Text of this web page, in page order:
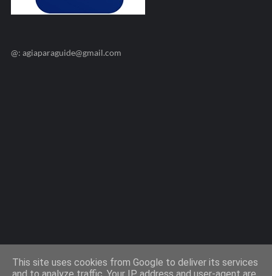
@: agiaparaguide@gmail.com
This site uses cookies from Google to deliver its services